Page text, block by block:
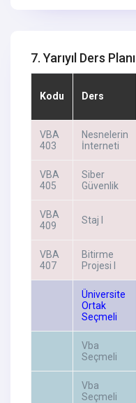
7. Yarıyıl Ders Planı
Kodu Ders
VBA
403
Nesnelerin
İnterneti
VBA
405
Siber
Güvenlik
VBA
409
Staj I
VBA
407
Bitirme
Projesi I
Üniversite
Ortak
Seçmeli
Vba
Seçmeli
Vba
Seçmeli